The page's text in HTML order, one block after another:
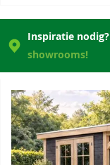
Inspiratie nodig?
showrooms!